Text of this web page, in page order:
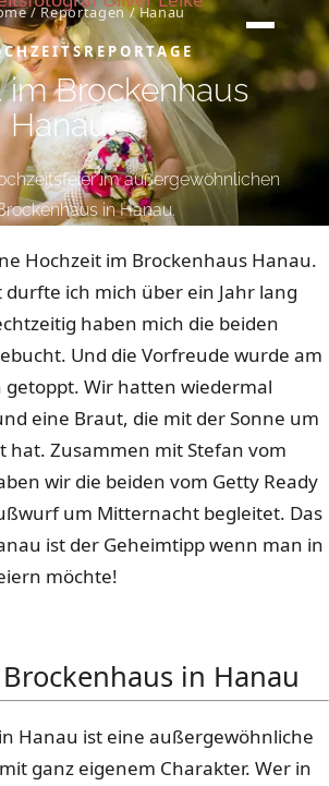
/Reportagen/Hanau
Brockenhaus
Hanau
im außergewöhnlichen
in Hanau.
Hochzeit im Brockenhaus Hanau.
durfte ich mich über ein Jahr lang
haben mich die beiden
Und die Vorfreude wurde am
getoppt. Wir hatten wiedermal
eine Braut, die mit der Sonne um
hat. Zusammen mit Stefan vom
wir die beiden vom Getty Ready
um Mitternacht begleitet. Das
ist der Geheimtipp wenn man in
möchte!
in Hanau
Hanau ist eine außergewöhnliche
ganz eigenem Charakter. Wer in